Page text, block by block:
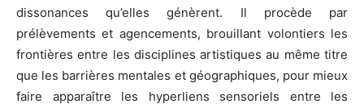
dissonances qu’elles génèrent. Il procède par
prélèvements et agencements, brouillant volontiers les
frontières entre les disciplines artistiques au même titre
que les barrières mentales et géographiques, pour mieux
faire apparaître les hyperliens sensoriels entre les